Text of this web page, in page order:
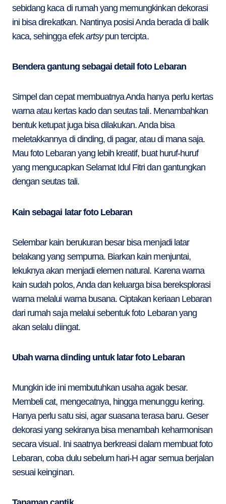
sebidang kaca di rumah yang memungkinkan dekorasi
ini bisa direkatkan. Nantinya posisi Anda berada di balik
kaca, sehingga efekartsypun tercipta.
Bendera gantung sebagai detail foto Lebaran
Simpel dan cepat membuatnya Anda hanya perlu kertas
warna atau kertas kado dan seutas tali. Menambahkan
bentuk ketupat juga bisa dilakukan. Anda bisa
meletakkannya di dinding, di pagar, atau di mana saja.
Mau foto Lebaran yang lebih kreatif, buat huruf-huruf
yang mengucapkan Selamat Idul Fitri dan gantungkan
dengan seutas tali.
Kain sebagai latar foto Lebaran
Selembar kain berukuran besar bisa menjadi latar
belakang yang sempurna. Biarkan kain menjuntai,
lekuknya akan menjadi elemen natural. Karena warna
kain sudah polos, Anda dan keluarga bisa bereksplorasi
warna melalui warna busana. Ciptakan keriaan Lebaran
dari rumah saja melalui sebentuk foto Lebaran yang
akan selalu diingat.
Ubah warna dinding untuk latar foto Lebaran
Mungkin ide ini membutuhkan usaha agak besar.
Membeli cat, mengecatnya, hingga menunggu kering.
Hanya perlu satu sisi, agar suasana terasa baru. Geser
dekorasi yang sekiranya bisa menambah keharmonisan
secara visual. Ini saatnya berkreasi dalam membuat foto
Lebaran, coba dulu sebelum hari-H agar semua berjalan
sesuai keinginan.